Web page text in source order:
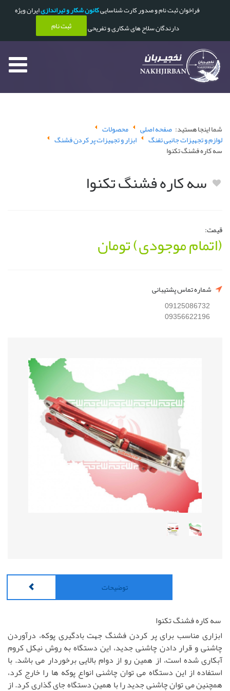
فراخوان ثبت نام و صدور کارت شناساییکانون شکار و تیراندازیایران ویژه
دارندگان سلاح های شکاری و تفریحی
ثبت نام
شما اینجا هستید: صفحه اصلی محصولات
لوازم و تجهیزات جانبی تفنگ ابزار و تجهیزات پر کردن فشنگ
سه کاره فشنگ تکنوا
سه کاره فشنگ تکنوا
قیمت:
(اتمام موجودی)تومان
شماره تماس پشتیبانی
09125086732
09356622196
توضیحات
سه کاره فشنگ تکنوا
ابزاری مناسب برای پر کردن فشنگ جهت بادگیری پوکه، درآوردن
چاشنی و قرار دادن چاشنی جدید، این دستگاه به روش نیکل کروم
آبکاری شده است، از همین رو از دوام بالایی برخوردار می باشد. با
استفاده از این دستگاه می توان چاشنی انواع پوکه ها را خارج کرد،
همچنین می توان چاشنی جدید را با همین دستگاه جای گذاری کرد. از